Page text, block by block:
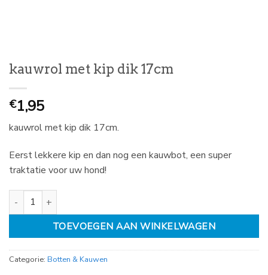
kauwrol met kip dik 17cm
€1,95
kauwrol met kip dik 17cm.
Eerst lekkere kip en dan nog een kauwbot, een super
traktatie voor uw hond!
kauwrol met kip dik 17cm aantal
TOEVOEGEN AAN WINKELWAGEN
Categorie: Botten & Kauwen